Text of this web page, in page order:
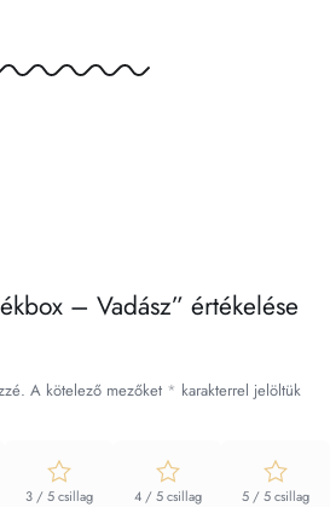
– Vadász” értékelése
A kötelező mezőket * karakterrel jelöltük
3 / 5 csillag 4 / 5 csillag 5 / 5 csillag